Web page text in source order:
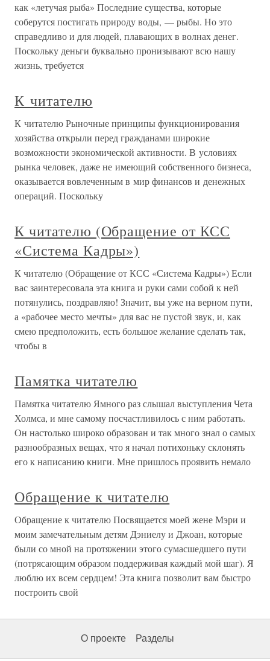
как «летучая рыба» Последние существа, которые
соберутся постигать природу воды, — рыбы. Но это
справедливо и для людей, плавающих в волнах денег.
Поскольку деньги буквально пронизывают всю нашу
жизнь, требуется
К читателю
К читателю Рыночные принципы функционирования
хозяйства открыли перед гражданами широкие
возможности экономической активности. В условиях
рынка человек, даже не имеющий собственного бизнеса,
оказывается вовлеченным в мир финансов и денежных
операций. Поскольку
К читателю (Обращение от КСС
«Система Кадры»)
К читателю (Обращение от КСС «Система Кадры») Если
вас заинтересовала эта книга и руки сами собой к ней
потянулись, поздравляю! Значит, вы уже на верном пути,
а «рабочее место мечты» для вас не пустой звук, и, как
смею предположить, есть большое желание сделать так,
чтобы в
Памятка читателю
Памятка читателю Ямного раз слышал выступления Чета
Холмса, и мне самому посчастливилось с ним работать.
Он настолько широко образован и так много знал о самых
разнообразных вещах, что я начал потихоньку склонять
его к написанию книги. Мне пришлось проявить немало
Обращение к читателю
Обращение к читателю Посвящается моей жене Мэри и
моим замечательным детям Дэниелу и Джоан, которые
были со мной на протяжении этого сумасшедшего пути
(потрясающим образом поддерживая каждый мой шаг). Я
люблю их всем сердцем! Эта книга позволит вам быстро
построить свой
О проекте Разделы